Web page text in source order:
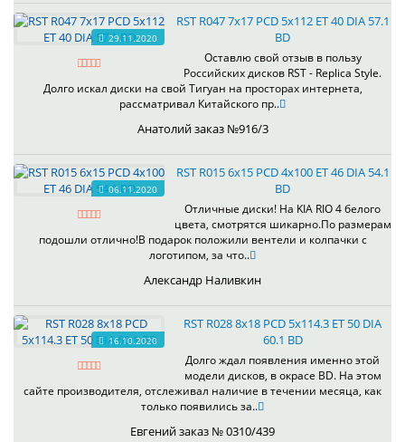
29.11.2020
RST R047 7x17 PCD 5x112 ET 40 DIA 57.1
BD
Оставлю свой отзыв в пользу
Российских дисков RST - Replica Style.
Долго искал диски на свой Тигуан на просторах интернета,
рассматривал Китайского пр..
Анатолий заказ №916/3
06.11.2020
RST R015 6x15 PCD 4x100 ET 46 DIA 54.1
BD
Отличные диски! На KIA RIO 4 белого
цвета, смотрятся шикарно.По размерам
подошли отлично!В подарок положили вентели и колпачки с
логотипом, за что..
Александр Наливкин
16.10.2020
RST R028 8x18 PCD 5x114.3 ET 50 DIA
60.1 BD
Долго ждал появления именно этой
модели дисков, в окрасе BD. На этом
сайте производителя, отслеживал наличие в течении месяца, как
только появились за..
Евгений заказ № 0310/439